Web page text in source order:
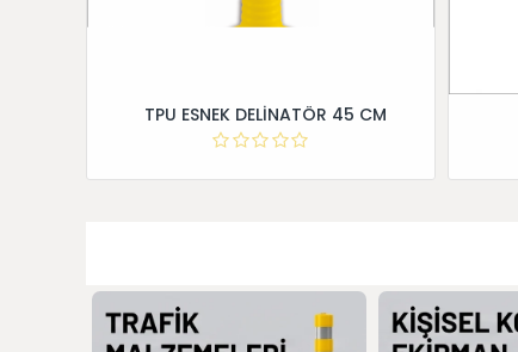
TPU ESNEK DELİNATÖR 45 CM